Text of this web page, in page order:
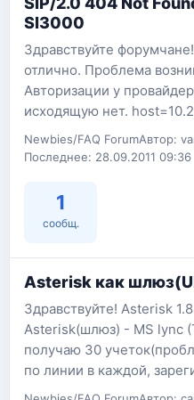
SI3000
Здравствуйте
отлично. Проблема
Авторизации у
исходящую нет.
Newbies/FAQ ForumАвтор:
Последнее: 28.09.2011 09:36
1
сообщ.
Asterisk как
Здравствуйте! Asterisk
Asterisk(шлюз) - MS lync
получаю 30
по линии в каждой,